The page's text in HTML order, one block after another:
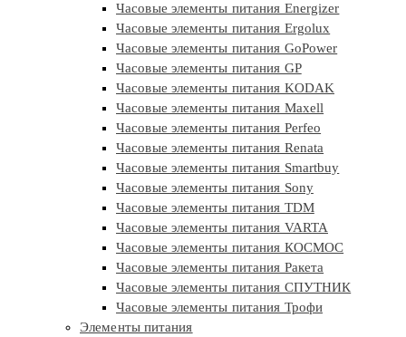
Часовые элементы питания Energizer
Часовые элементы питания Ergolux
Часовые элементы питания GoPower
Часовые элементы питания GP
Часовые элементы питания KODAK
Часовые элементы питания Maxell
Часовые элементы питания Perfeo
Часовые элементы питания Renata
Часовые элементы питания Smartbuy
Часовые элементы питания Sony
Часовые элементы питания TDM
Часовые элементы питания VARTA
Часовые элементы питания КОСМОС
Часовые элементы питания Ракета
Часовые элементы питания СПУТНИК
Часовые элементы питания Трофи
Элементы питания